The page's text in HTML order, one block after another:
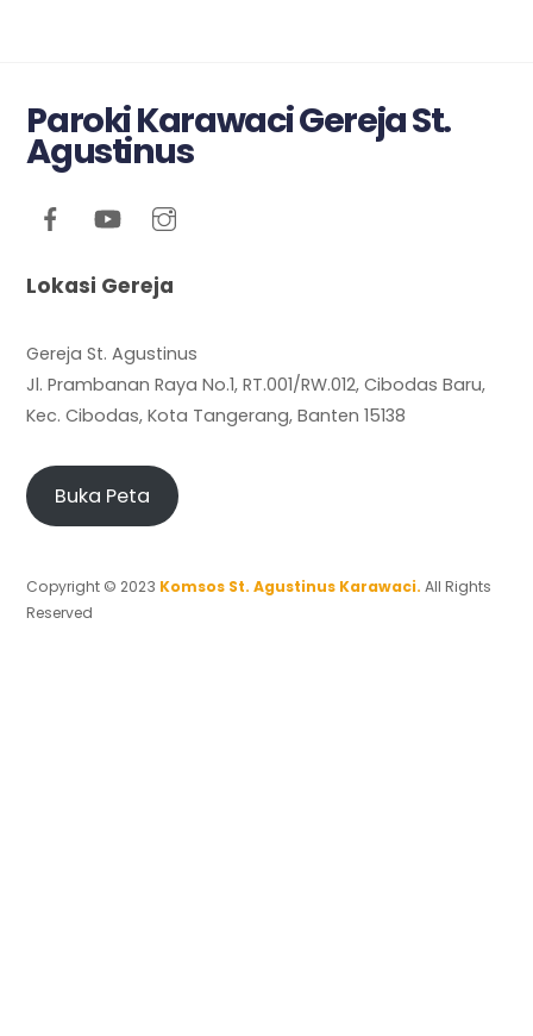
Paroki Karawaci Gereja St.
Agustinus
Lokasi Gereja
Gereja St. Agustinus
Jl. Prambanan Raya No.1, RT.001/RW.012, Cibodas Baru,
Kec. Cibodas, Kota Tangerang, Banten 15138
Buka Peta
Copyright © 2023 Komsos St. Agustinus Karawaci. All Rights
Reserved